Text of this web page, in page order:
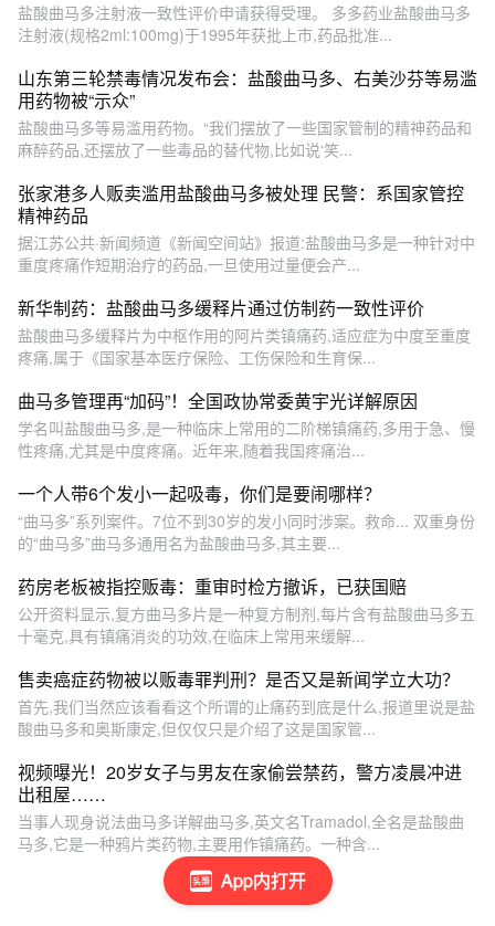
App内打开
盐酸曲马多注射液一致性评价申请获得受理。 多多药业盐酸曲马多
注射液(规格2ml:100mg)于1995年获批上市,药品批准...
山东第三轮禁毒情况发布会：盐酸曲马多、右美沙芬等易滥
用药物被“示众”
盐酸曲马多等易滥用药物。“我们摆放了一些国家管制的精神药品和
麻醉药品,还摆放了一些毒品的替代物,比如说‘笑...
张家港多人贩卖滥用盐酸曲马多被处理 民警：系国家管控
精神药品
据江苏公共·新闻频道《新闻空间站》报道:盐酸曲马多是一种针对中
重度疼痛作短期治疗的药品,一旦使用过量便会产...
新华制药：盐酸曲马多缓释片通过仿制药一致性评价
盐酸曲马多缓释片为中枢作用的阿片类镇痛药,适应症为中度至重度
疼痛,属于《国家基本医疗保险、工伤保险和生育保...
曲马多管理再“加码”！全国政协常委黄宇光详解原因
学名叫盐酸曲马多,是一种临床上常用的二阶梯镇痛药,多用于急、慢
性疼痛,尤其是中度疼痛。近年来,随着我国疼痛治...
一个人带6个发小一起吸毒，你们是要闹哪样？
“曲马多”系列案件。7位不到30岁的发小同时涉案。救命... 双重身份
的“曲马多”曲马多通用名为盐酸曲马多,其主要...
药房老板被指控贩毒：重审时检方撤诉，已获国赔
公开资料显示,复方曲马多片是一种复方制剂,每片含有盐酸曲马多五
十毫克,具有镇痛消炎的功效,在临床上常用来缓解...
售卖癌症药物被以贩毒罪判刑？是否又是新闻学立大功？
首先,我们当然应该看看这个所谓的止痛药到底是什么,报道里说是盐
酸曲马多和奥斯康定,但仅仅只是介绍了这是国家管...
视频曝光！20岁女子与男友在家偷尝禁药，警方凌晨冲进
出租屋……
当事人现身说法曲马多详解曲马多,英文名Tramadol,全名是盐酸曲
马多,它是一种鸦片类药物,主要用作镇痛药。一种含...